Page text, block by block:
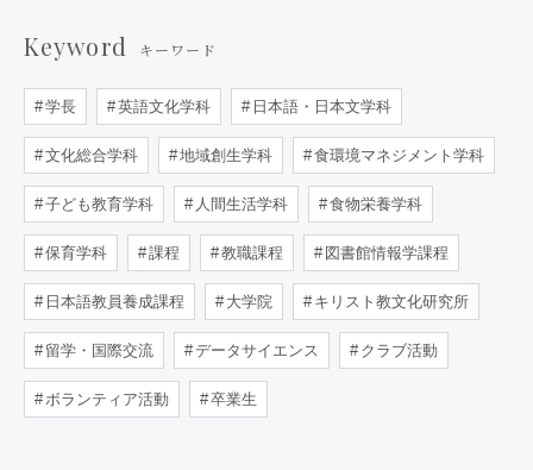
Keyword キーワード
学長 英語文化学科 日本語・日本文学科
文化総合学科 地域創生学科 食環境マネジメント学科
子ども教育学科 人間生活学科 食物栄養学科
保育学科 課程 教職課程 図書館情報学課程
日本語教員養成課程 大学院 キリスト教文化研究所
留学・国際交流 データサイエンス クラブ活動
ボランティア活動 卒業生